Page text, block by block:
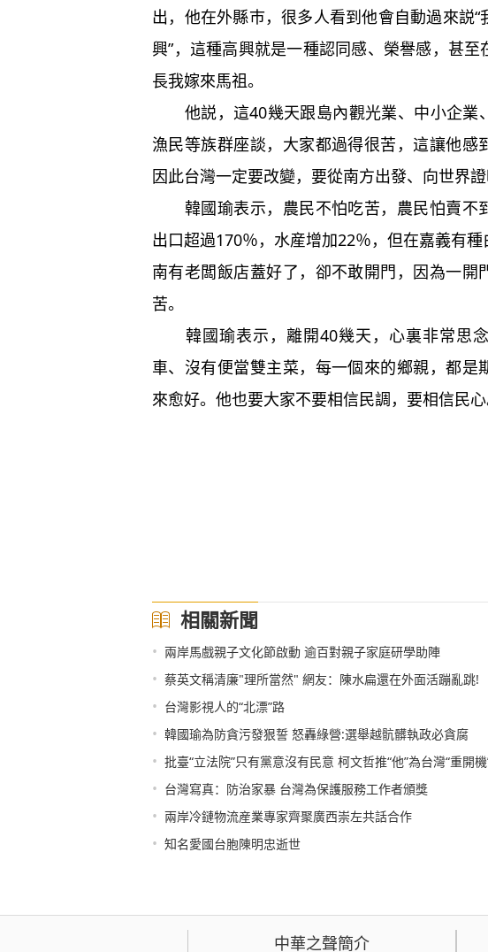
出，他在外縣巿，很多人看到他會自動過來説
興”，這種高興就是一種認同感、榮譽感，甚
長我嫁來馬祖。
他説，這40幾天跟島內觀光業、中小企業
漁民等族群座談，大家都過得很苦，這讓他感
因此台灣一定要改變，要從南方出發、向世界證
韓國瑜表示，農民不怕吃苦，農民怕賣不
出口超過170％，水産增加22％，但在嘉義有
南有老闆飯店蓋好了，卻不敢開門，因為一開
苦。
韓國瑜表示，離開40幾天，心裏非常思
車、沒有便當雙主菜，每一個來的鄉親，都是
來愈好。他也要大家不要相信民調，要相信民心
相關新聞
• 兩岸馬戲親子文化節啟動 逾百對親子家庭研學助陣
• 蔡英文稱清廉"理所當然" 網友：陳水扁還在外面活蹦亂跳!
• 台灣影視人的“北漂”路
• 韓國瑜為防貪污發狠誓 怒轟綠營:選舉越骯髒執政必貪腐
• 批臺“立法院”只有黨意沒有民意 柯文哲推“他”為台灣“重開機
• 台灣寫真：防治家暴 台灣為保護服務工作者頒獎
• 兩岸冷鏈物流産業專家齊聚廣西崇左共話合作
• 知名愛國台胞陳明忠逝世
中華之聲簡介